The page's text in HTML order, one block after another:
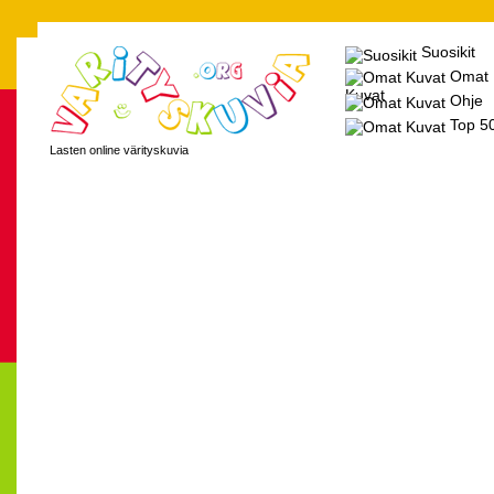
Lasten online värityskuvia
Suosikit
Omat
Kuvat
Ohje
Top